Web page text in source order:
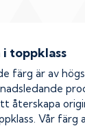
toppklass
färg är av
återskapa
Vår färg